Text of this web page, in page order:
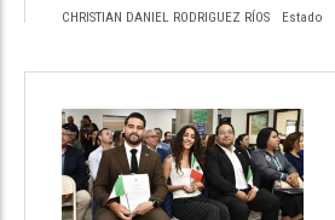
CHRISTIAN DANIEL RODRIGUEZ RÍOS Estado